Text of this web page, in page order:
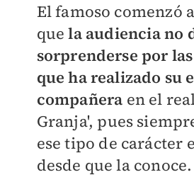
El famoso comenzó
que la audiencia no
sorprenderse por
que ha realizado su
compañera en el
Granja', pues
ese tipo de carácter
desde que la conoce.